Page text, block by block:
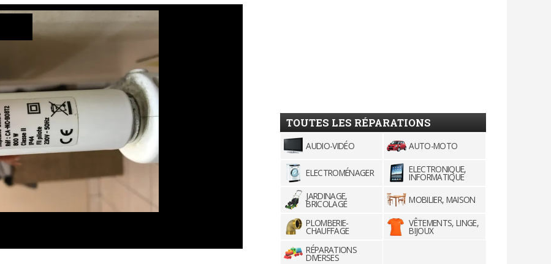
TOUTES LES RÉPARATIONS
AUDIO-VIDÉO AUTO-MOTO
ELECTROMÉNAGER ELECTRONIQUE,
INFORMATIQUE
JARDINAGE,
BRICOLAGE
MOBILIER, MAISON
PLOMBERIE-
CHAUFFAGE
VÊTEMENTS, LINGE,
BIJOUX
RÉPARATIONS
DIVERSES